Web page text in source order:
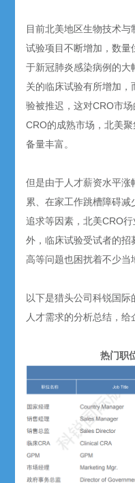
目前北美地区生物技术
试验项目不断增加，数量
于新冠肺炎感染病例的
关的临床试验有所增加
验被推迟，这对CRO市
CRO的成熟市场，北美
备量丰富。
但是由于人才薪资水平涨
累、在家工作跳槽障碍
追求等因素，北美CRO
外，临床试验受试者的招
高等问题也困扰着不少当
以下是猎头公司科锐国
人才需求的分析总结，给
热门职